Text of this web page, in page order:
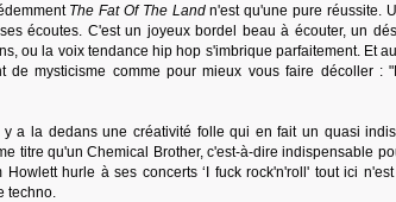
The Fat Of The Landn'est qu'une pure réussite.
écoutes. C'est un joyeux bordel beau à écouter, un
ou la voix tendance hip hop s'imbrique parfaitement. Et
de mysticisme comme pour mieux vous faire décoller :
a la dedans une créativité folle qui en fait un quasi
titre qu'un Chemical Brother, c'est-à-dire indispensable
hurle à ses concerts ‘I fuck rock'n'roll' tout ici
techno.